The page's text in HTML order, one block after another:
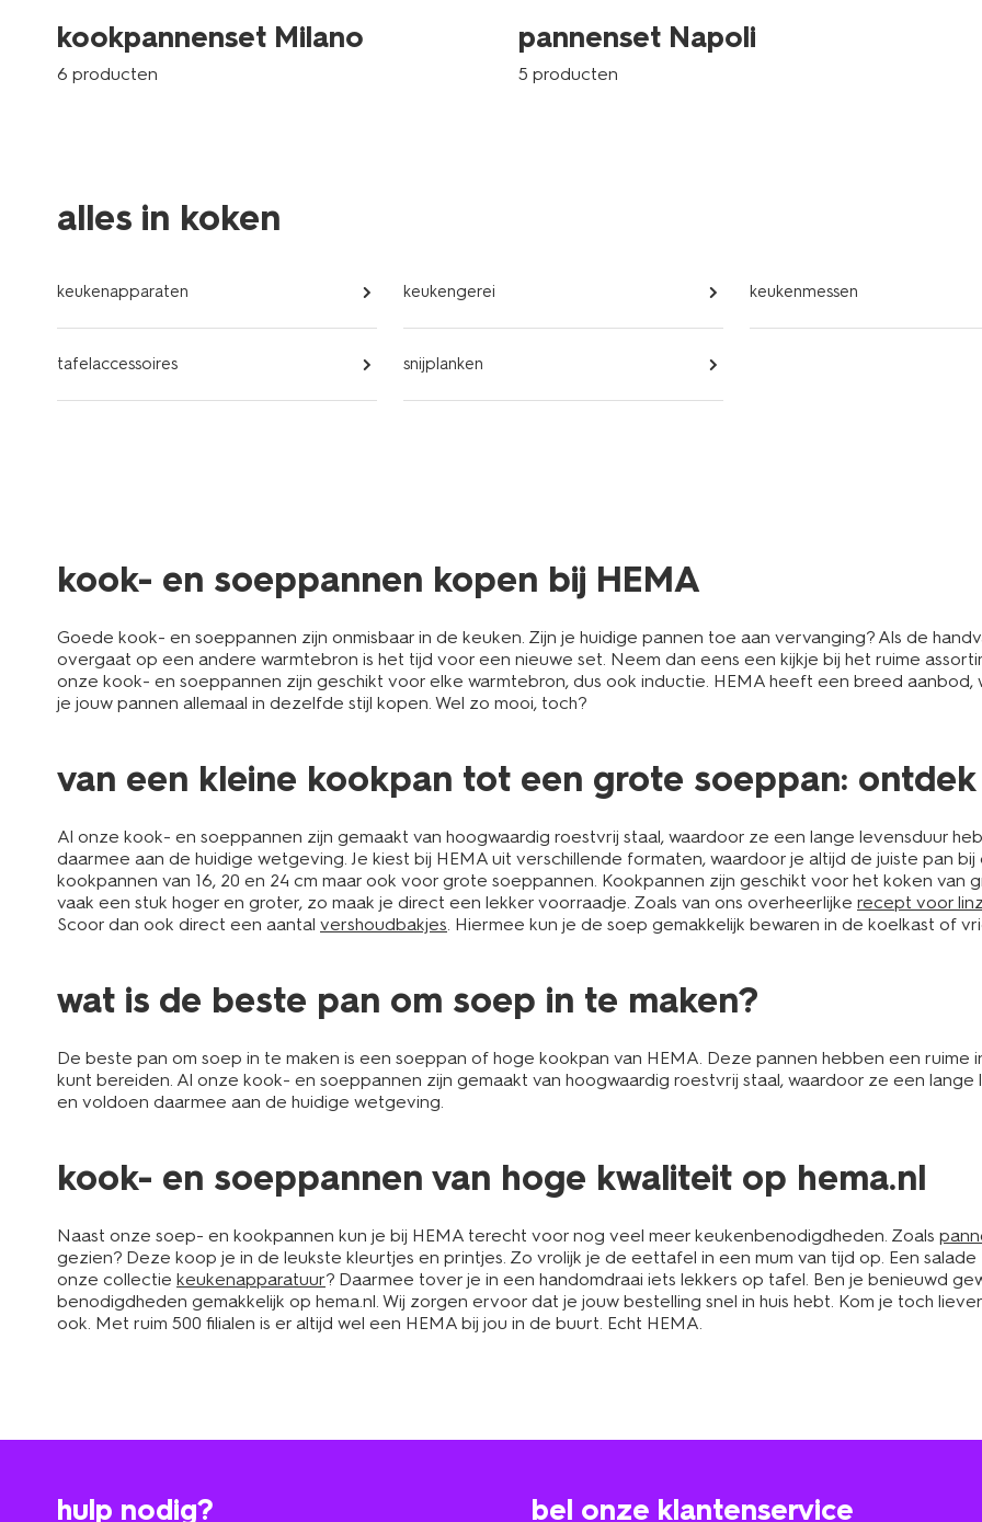
kookpannenset Milano
6 producten
pannenset Napoli
5 producten
alles in koken
keukenapparaten keukengerei keukenmessen
tafelaccessoires snijplanken
kook- en soeppannen kopen bij HEMA
Goede kook- en soeppannen zijn onmisbaar in de keuken. Zijn je huidige pannen toe aan vervanging? Als de
overgaat op een andere warmtebron is het tijd voor een nieuwe set. Neem dan eens een kijkje bij het ruime
onze kook- en soeppannen zijn geschikt voor elke warmtebron, dus ook inductie. HEMA heeft een breed
je jouw pannen allemaal in dezelfde stijl kopen. Wel zo mooi, toch?
van een kleine kookpan tot een grote soeppan:
Al onze kook- en soeppannen zijn gemaakt van hoogwaardig roestvrij staal, waardoor ze een lange levensduur
daarmee aan de huidige wetgeving. Je kiest bij HEMA uit verschillende formaten, waardoor je altijd de juiste pan
kookpannen van 16, 20 en 24 cm maar ook voor grote soeppannen. Kookpannen zijn geschikt voor het koken van
vaak een stuk hoger en groter, zo maak je direct een lekker voorraadje. Zoals van ons overheerlijke recept voor
Scoor dan ook direct een aantal vershoudbakjes. Hiermee kun je de soep gemakkelijk bewaren in de koelkast of
wat is de beste pan om soep in te maken?
De beste pan om soep in te maken is een soeppan of hoge kookpan van HEMA. Deze pannen hebben een
kunt bereiden. Al onze kook- en soeppannen zijn gemaakt van hoogwaardig roestvrij staal, waardoor ze een lange
en voldoen daarmee aan de huidige wetgeving.
kook- en soeppannen van hoge kwaliteit op hema.nl
Naast onze soep- en kookpannen kun je bij HEMA terecht voor nog veel meer keukenbenodigdheden. Zoals
gezien? Deze koop je in de leukste kleurtjes en printjes. Zo vrolijk je de eettafel in een mum van tijd op. Een
onze collectie keukenapparatuur? Daarmee tover je in een handomdraai iets lekkers op tafel. Ben je benieuwd
benodigdheden gemakkelijk op hema.nl. Wij zorgen ervoor dat je jouw bestelling snel in huis hebt. Kom je toch
ook. Met ruim 500 filialen is er altijd wel een HEMA bij jou in de buurt. Echt HEMA.
hulp nodig? bel onze klantenservice